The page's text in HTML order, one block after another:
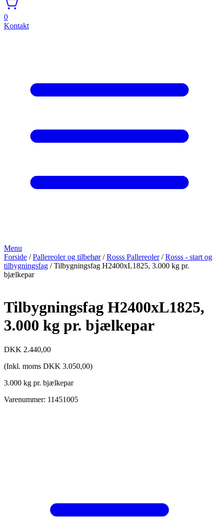
0
Kontakt
Menu
Forside /Pallereoler og tilbehør/Rosss Pallereoler/Rosss - start og
tilbygningsfag / Tilbygningsfag H2400xL1825, 3.000 kg pr.
bjælkepar
Tilbygningsfag H2400xL1825,
3.000 kg pr. bjælkepar
DKK 2.440,00
(Inkl. moms DKK 3.050,00)
3.000 kg pr. bjælkepar
Varenummer: 11451005